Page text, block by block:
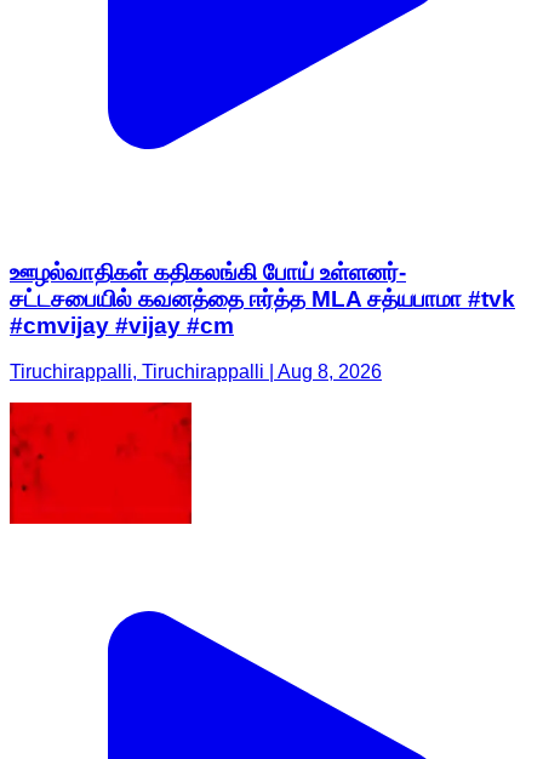
ஊழல்வாதிகள் கதிகலங்கி போய் உள்ளனர்-
சட்டசபையில் கவனத்தை ஈர்த்த MLA சத்யபாமா #tvk
#cmvijay #vijay #cm
Tiruchirappalli, Tiruchirappalli | Aug 8, 2026